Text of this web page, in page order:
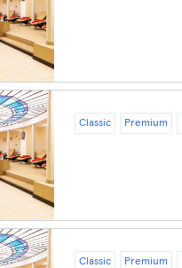
Classic Premium
Classic Premium